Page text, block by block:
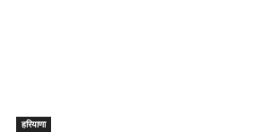
हरियाणा